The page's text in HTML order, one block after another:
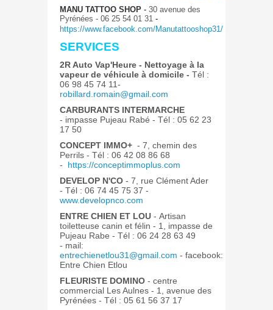
MANU TATTOO SHOP - 30 avenue des
Pyrénées - 06 25 54 01 31 -
https://www.facebook.com/Manutattooshop31/
SERVICES
2R Auto Vap'Heure - Nettoyage à la
vapeur de véhicule à domicile - Tél :
06 98 45 74 11-
robillard.romain@gmail.com
CARBURANTS INTERMARCHE
- impasse Pujeau Rabé - Tél : 05 62 23
17 50
CONCEPT IMMO+ - 7, chemin des
Perrils - Tél : 06 42 08 86 68
- https://conceptimmoplus.com
DEVELOP N'CO - 7, rue Clément Ader
- Tél : 06 74 45 75 37 -
www.developnco.com
ENTRE CHIEN ET LOU - Artisan
toiletteuse canin et félin - 1, impasse de
Pujeau Rabe - Tél : 06 24 28 63 49
- mail:
entrechienetlou31@gmail.com - facebook:
Entre Chien Etlou
FLEURISTE DOMINO - centre
commercial Les Aulnes - 1, avenue des
Pyrénées - Tél : 05 61 56 37 17